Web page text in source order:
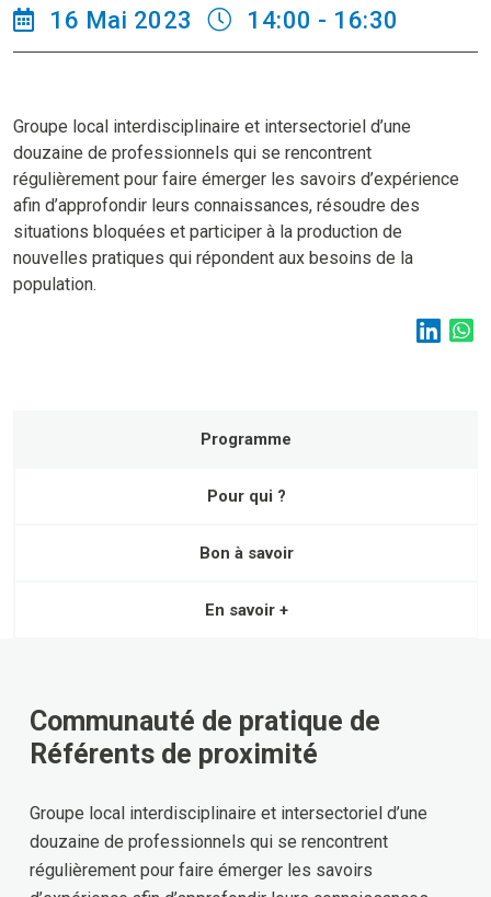
16 Mai 2023 14:00 - 16:30
Groupe local interdisciplinaire et intersectoriel d’une
douzaine de professionnels qui se rencontrent
régulièrement pour faire émerger les savoirs d’expérience
afin d’approfondir leurs connaissances, résoudre des
situations bloquées et participer à la production de
nouvelles pratiques qui répondent aux besoins de la
population.
Programme
Pour qui ?
Bon à savoir
En savoir +
Communauté de pratique de
Référents de proximité
Groupe local interdisciplinaire et intersectoriel d’une
douzaine de professionnels qui se rencontrent
régulièrement pour faire émerger les savoirs